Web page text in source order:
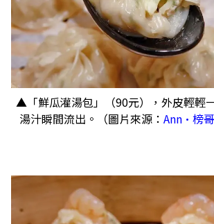
▲「鮮瓜灌湯包」（90元），外皮輕輕
湯汁瞬間流出。（圖片來源： Ann•榜